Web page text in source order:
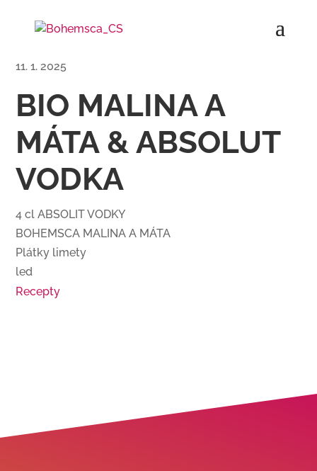
11. 1. 2025
BIO MALINA A
MÁTA & ABSOLUT
VODKA
4 cl ABSOLIT VODKY
BOHEMSCA MALINA A MÁTA
Plátky limety
led
Recepty